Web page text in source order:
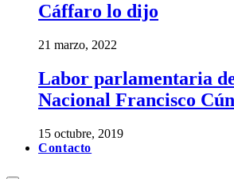
Cáffaro lo dijo
21 marzo, 2022
Labor parlamentaria
Nacional Francisco
15 octubre, 2019
Contacto